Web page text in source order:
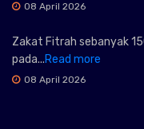
08 April 2026
Zakat Fitrah sebanyak
pada...Read more
08 April 2026